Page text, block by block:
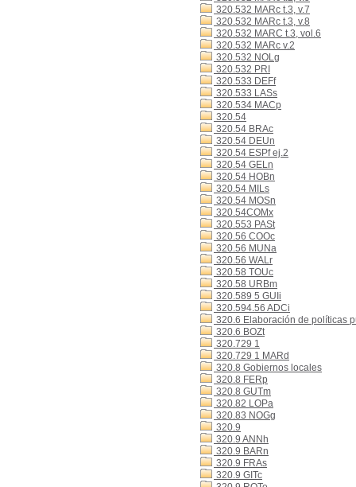
320.532 MARc t.3, v.7
320.532 MARc t.3, v.8
320.532 MARC t.3, vol.6
320.532 MARc v.2
320.532 NOLg
320.532 PRI
320.533 DEFf
320.533 LASs
320.534 MACp
320.54
320.54 BRAc
320.54 DEUn
320.54 ESPf ej.2
320.54 GELn
320.54 HOBn
320.54 MILs
320.54 MOSn
320.54COMx
320.553 PASt
320.56 COOc
320.56 MUNa
320.56 WALr
320.58 TOUc
320.58 URBm
320.589 5 GUIi
320.594.56 ADCi
320.6 Elaboración de políticas
320.6 BOZt
320.729 1
320.729 1 MARd
320.8 Gobiernos locales
320.8 FERp
320.8 GUTm
320.82 LOPa
320.83 NOGg
320.9
320.9 ANNh
320.9 BARn
320.9 FRAs
320.9 GITc